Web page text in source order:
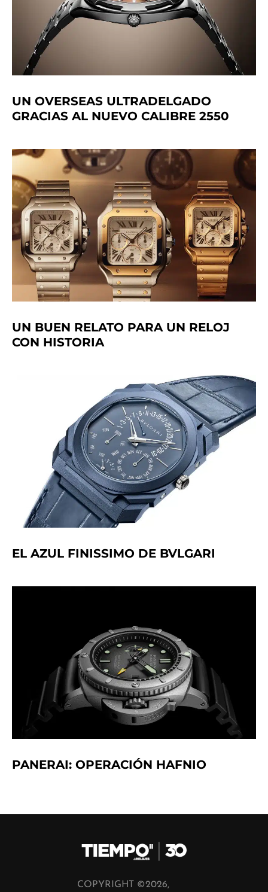
UN OVERSEAS ULTRADELGADO
GRACIAS AL NUEVO CALIBRE 2550
UN BUEN RELATO PARA UN RELOJ
CON HISTORIA
EL AZUL FINISSIMO DE BVLGARI
PANERAI: OPERACIÓN HAFNIO
COPYRIGHT ©2026,